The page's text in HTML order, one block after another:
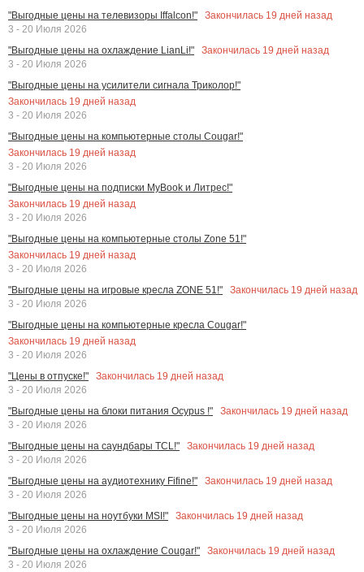
"Выгодные цены на телевизоры Iffalcon!" Закончилась 19 дней назад
3 - 20 Июля 2026
"Выгодные цены на охлаждение LianLi!"
Закончилась 19 дней назад
3 - 20 Июля 2026
"Выгодные цены на усилители сигнала Триколор!"
Закончилась 19 дней назад
3 - 20 Июля 2026
"Выгодные цены на компьютерные столы Cougar!"
Закончилась 19 дней назад
3 - 20 Июля 2026
"Выгодные цены на подписки MyBook и Литрес!"
Закончилась 19 дней назад
3 - 20 Июля 2026
"Выгодные цены на компьютерные столы Zone 51!"
Закончилась 19 дней назад
3 - 20 Июля 2026
"Выгодные цены на игровые кресла ZONE 51!"
Закончилась 19 дней назад
3 - 20 Июля 2026
"Выгодные цены на компьютерные кресла Cougar!"
Закончилась 19 дней назад
3 - 20 Июля 2026
"Цены в отпуске!"
Закончилась 19 дней назад
3 - 20 Июля 2026
"Выгодные цены на блоки питания Ocypus !"
Закончилась 19 дней назад
3 - 20 Июля 2026
"Выгодные цены на саундбары TCL!"
Закончилась 19 дней назад
3 - 20 Июля 2026
"Выгодные цены на аудиотехнику Fifine!"
Закончилась 19 дней назад
3 - 20 Июля 2026
"Выгодные цены на ноутбуки MSI!"
Закончилась 19 дней назад
3 - 20 Июля 2026
"Выгодные цены на охлаждение Cougar!"
Закончилась 19 дней назад
3 - 20 Июля 2026